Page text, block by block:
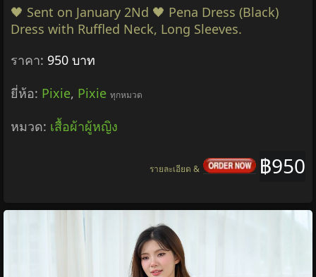
🖤 Sent on January 2Nd 🖤 Pena Dress (Black)
Dress with Ruffled Neck, Long Sleeves.
ราคา: 950 บาท
ยี่ห้อ: Pixie, Pixie ทุกหมวด
หมวด: เสื้อผ้าผู้หญิง
฿950
รายละเอียด &